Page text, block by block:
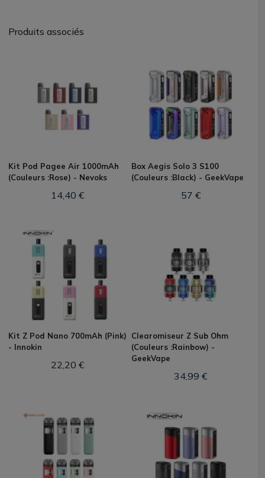
Produits associés
Kit Pod Pagee Air 1000mAh
(Couleurs :Rose) - Nevoks
14,40 €
Box Aegis Solo 3 S100
(Couleurs :Black) - GeekVape
57 €
Kit Z Pod Nano 700mAh (Pink)
- Innokin
22,20 €
Clearomiseur Z Sub Ohm
(Couleurs :Rainbow) -
GeekVape
34,99 €